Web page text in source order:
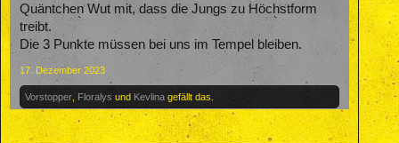
Quäntchen Wut mit, dass die Jungs zu Höchstform
treibt.
Die 3 Punkte müssen bei uns im Tempel bleiben.
17. Dezember 2023
Vorstopper Floralys und Kevlina gefällt das.